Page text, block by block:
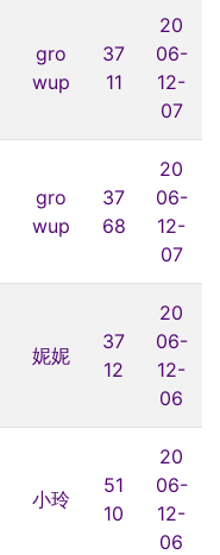
gro
wup
37
11
20
06-
12-
07
gro
wup
37
68
20
06-
12-
07
妮妮
37
12
20
06-
12-
06
小玲
51
10
20
06-
12-
06